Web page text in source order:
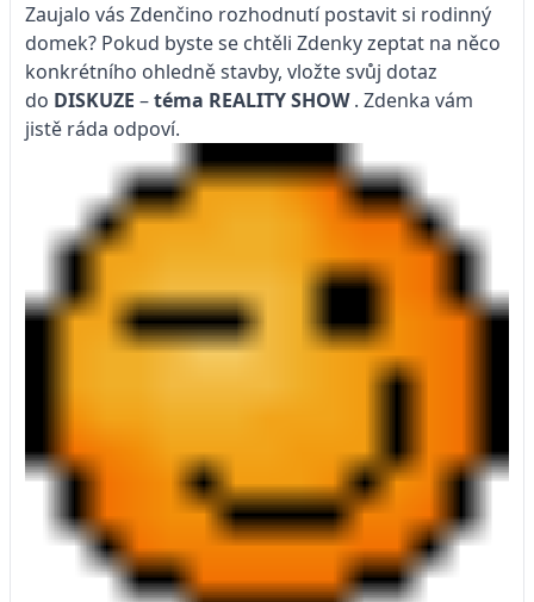
Zaujalo vás Zdenčino rozhodnutí postavit si rodinný
domek? Pokud byste se chtěli Zdenky zeptat na něco
konkrétního ohledně stavby, vložte svůj dotaz
do DISKUZE –téma REALITY SHOW. Zdenka vám
jistě ráda odpoví.